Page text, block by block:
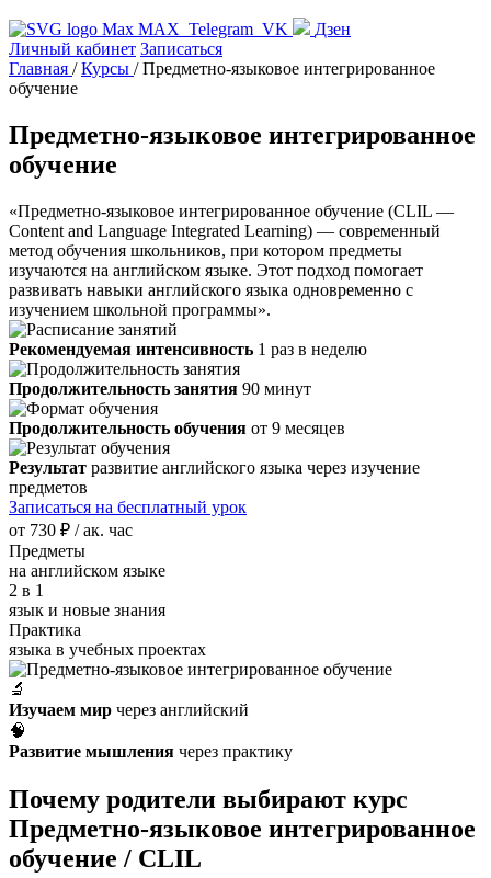
MAX Telegram VK
Дзен
Личный кабинет Записаться
Главная /Курсы /Предметно-языковое интегрированное
обучение
Предметно-языковое интегрированное
обучение
«Предметно-языковое интегрированное обучение (CLIL —
Content and Language Integrated Learning) — современный
метод обучения школьников, при котором предметы
изучаются на английском языке. Этот подход помогает
развивать навыки английского языка одновременно с
изучением школьной программы».
Рекомендуемая интенсивность 1 раз в неделю
Продолжительность занятия 90 минут
Продолжительность обучения от 9 месяцев
Результат развитие английского языка через изучение
предметов
Записаться на бесплатный урок
от 730 ₽ / ак. час
Предметы
на английском языке
2 в 1
язык и новые знания
Практика
языка в учебных проектах
🔬
Изучаем мир через английский
🧠
Развитие мышления через практику
Почему родители выбирают курс
Предметно-языковое интегрированное
обучение / CLIL